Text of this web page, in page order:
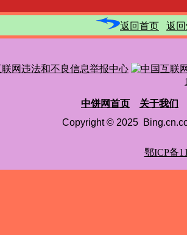
返回首页 返
网违法和不良信息举报中心
中饼网首页
关于我们
Copyright © 2025
鄂ICP备